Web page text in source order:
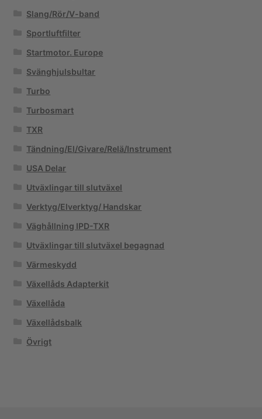
Slang/Rör/V-band
Sportluftfilter
Startmotor. Europe
Svänghjulsbultar
Turbo
Turbosmart
TXR
Tändning/El/Givare/Relä/Instrument
USA Delar
Utväxlingar till slutväxel
Verktyg/Elverktyg/ Handskar
Väghållning IPD-TXR
Utväxlingar till slutväxel begagnad
Värmeskydd
Växellåds Adapterkit
Växellåda
Växellådsbalk
Övrigt